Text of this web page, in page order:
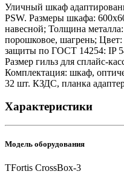
Уличный шкаф
PSW. Размеры шкафа:
навесной; Толщина
порошковое, шагрень;
защиты по ГОСТ 14254: IP
Размер гильз для сплайс-
Комплектация: шкаф,
32 шт. КЗДС, планка
Характеристики
Модель оборудования
TFortis CrossBox-3